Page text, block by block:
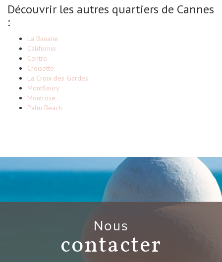
Découvrir les autres quartiers de Cannes
:
La Banane
Californie
Centre
Croisette
La Croix-des-Gardes
Montfleury
Montrose
Palm Beach
nous
contacter